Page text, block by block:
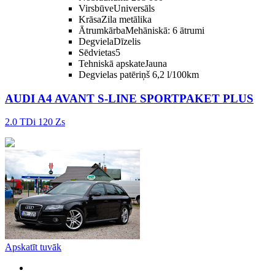
VirsbūveUniversāls
KrāsaZila metālika
ĀtrumkārbaMehāniskā: 6 ātrumi
DegvielaDīzelis
Sēdvietas5
Tehniskā apskateJauna
Degvielas patēriņš 6,2 l/100km
AUDI A4 AVANT S-LINE SPORTPAKET PLUS
2.0 TDi 120 Zs
Apskatīt tuvāk